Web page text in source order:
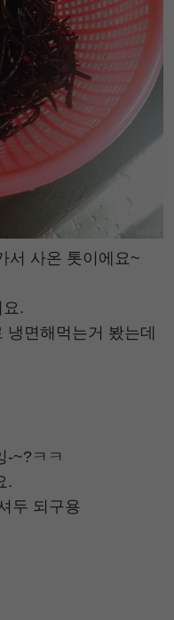
서 사온 톳이에요~
.
냉면해먹는거 봤는데
-~?ㅋㅋ
.
두 되구용